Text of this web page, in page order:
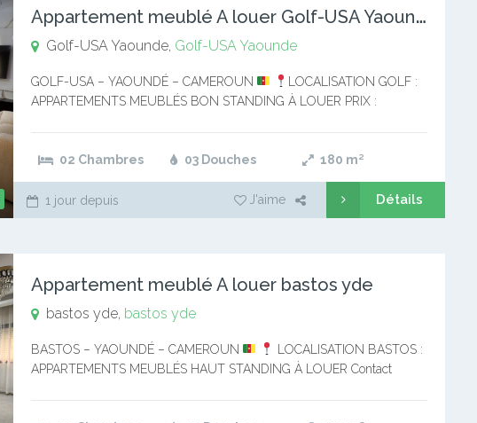
A
ppartement meublé A louer Golf-USA Yaounde
Golf-USA Yaounde, Golf-USA Yaounde
GOLF-USA – YAOUNDÉ – CAMEROUN
LOCALISATION GOLF :
APPARTEMENTS MEUBLÉS BON STANDING À LOUER PRIX :
02 Chambres
03 Douches 180 m²
1 jour depuis J'aime Détails
Appartement meublé A louer bastos yde
bastos yde, bastos yde
BASTOS – YAOUNDÉ – CAMEROUN
LOCALISATION BASTOS :
APPARTEMENTS MEUBLÉS HAUT STANDING À LOUER Contact